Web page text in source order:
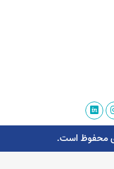
محفوظ است.